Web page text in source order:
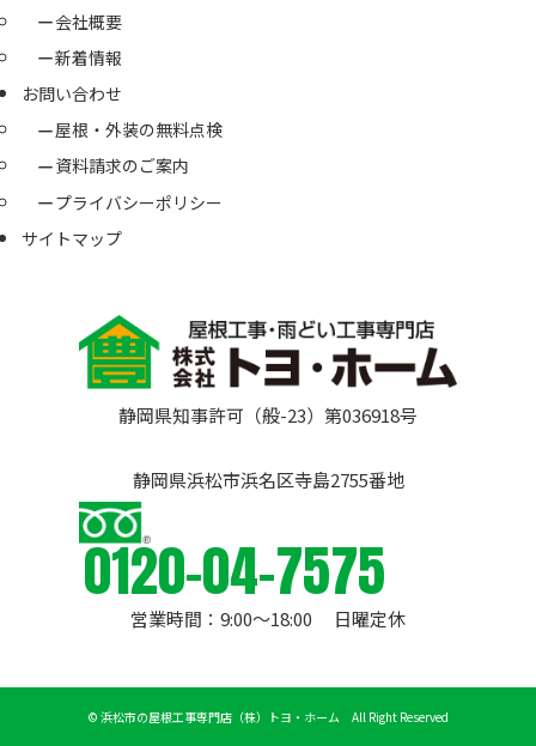
静岡県知事許可（般-23）第036918号
静岡県浜松市浜名区寺島2755番地
0120-04-7575
営業時間：9:00〜18:00 日曜定休
会社概要
新着情報
お問い合わせ
屋根・外装の無料点検
資料請求のご案内
プライバシーポリシー
サイトマップ
© 浜松市の屋根工事専門店（株）トヨ・ホーム All Right Reserved